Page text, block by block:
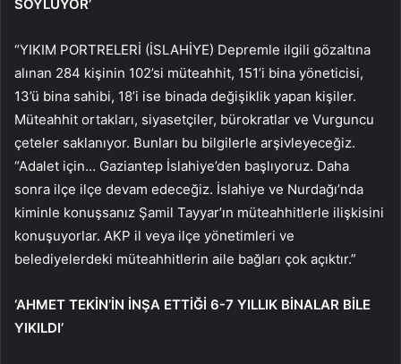
SÖYLÜYOR’
“YIKIM PORTRELERİ (İSLAHİYE) Depremle ilgili gözaltına
alınan 284 kişinin 102’si müteahhit, 151’i bina yöneticisi,
13’ü bina sahibi, 18’i ise binada değişiklik yapan kişiler.
Müteahhit ortakları, siyasetçiler, bürokratlar ve Vurguncu
çeteler saklanıyor. Bunları bu bilgilerle arşivleyeceğiz.
“Adalet için… Gaziantep İslahiye’den başlıyoruz. Daha
sonra ilçe ilçe devam edeceğiz. İslahiye ve Nurdağı’nda
kiminle konuşsanız Şamil Tayyar’ın müteahhitlerle ilişkisini
konuşuyorlar. AKP il veya ilçe yönetimleri ve
belediyelerdeki müteahhitlerin aile bağları çok açıktır.”
‘AHMET TEKİN’İN İNŞA ETTİĞİ 6-7 YILLIK BİNALAR BİLE
YIKILDI’